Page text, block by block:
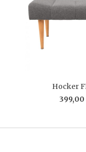
Hocker
399,00